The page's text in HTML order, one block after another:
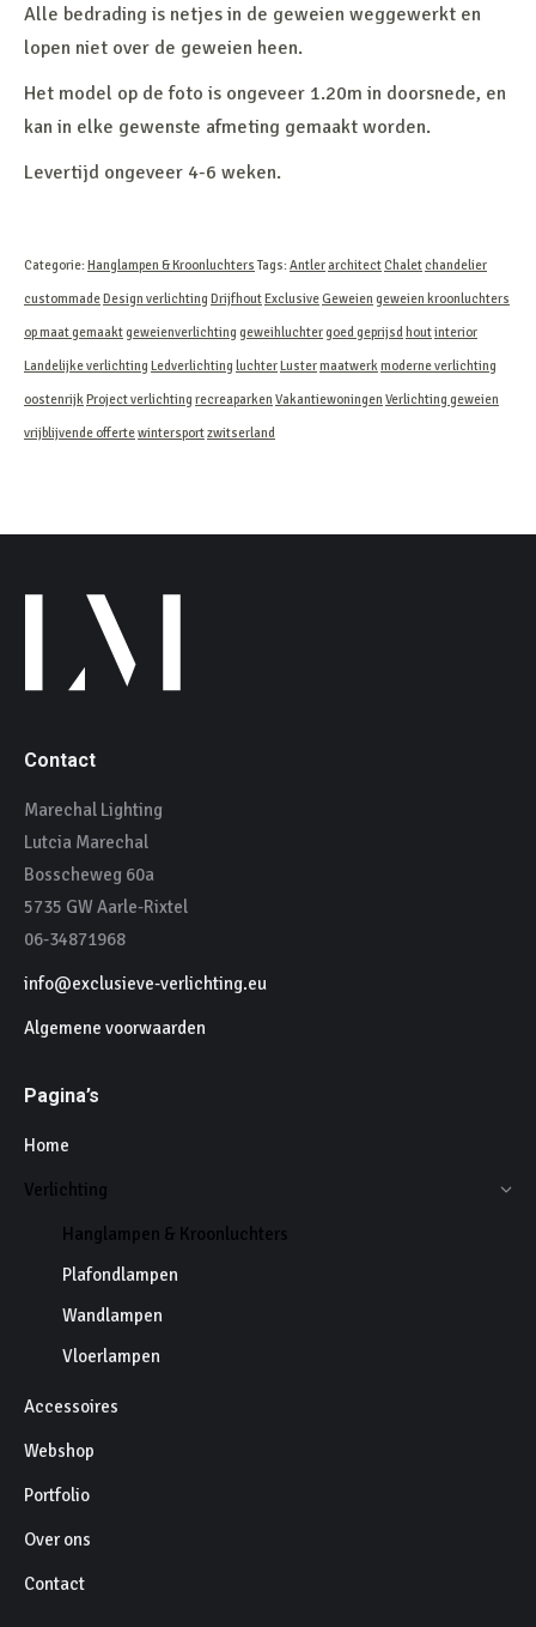
Alle bedrading is netjes in de geweien weggewerkt en
lopen niet over de geweien heen.
Het model op de foto is ongeveer 1.20m in doorsnede, en
kan in elke gewenste afmeting gemaakt worden.
Levertijd ongeveer 4-6 weken.
Categorie:Hanglampen & Kroonluchters Tags:Antler architectChalet chandelier
custommadeDesign verlichtingDrijfhoutExclusiveGeweien geweien kroonluchters
op maat gemaaktgeweienverlichtinggeweihluchtergoed geprijsd houtinterior
Landelijke verlichtingLedverlichtingluchterLustermaatwerkmoderne verlichting
oostenrijkProject verlichtingrecreaparken Vakantiewoningen Verlichting geweien
vrijblijvende offertewintersportzwitserland
Contact
Marechal Lighting
Lutcia Marechal
Bosscheweg 60a
5735 GW Aarle-Rixtel
06-34871968
info@exclusieve-verlichting.eu
Algemene voorwaarden
Pagina’s
Home
Verlichting
Hanglampen & Kroonluchters
Plafondlampen
Wandlampen
Vloerlampen
Accessoires
Webshop
Portfolio
Over ons
Contact